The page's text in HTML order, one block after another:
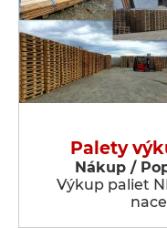
Palety
Nákup /
Výkup paliet